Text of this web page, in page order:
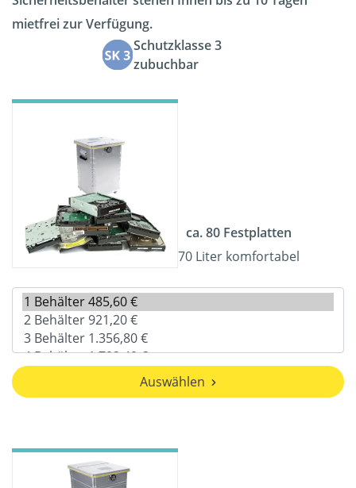
mietfrei zur Verfügung.
Schutzklasse 3
zubuchbar
ca. 80 Festplatten
70 Liter komfortabel
Auswählen